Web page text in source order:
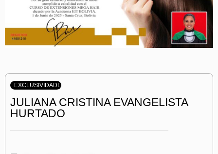
EXCLUSIVIDADE
JULIANA CRISTINA EVANGELISTA
HURTADO